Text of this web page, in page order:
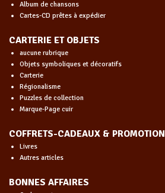
Album de chansons
Cartes-CD prêtes à expédier
CARTERIE ET OBJETS
aucune rubrique
Objets symboliques et décoratifs
Carterie
Régionalisme
Puzzles de collection
Marque-Page cuir
COFFRETS-CADEAUX & PROMOTION
Livres
Autres articles
BONNES AFFAIRES